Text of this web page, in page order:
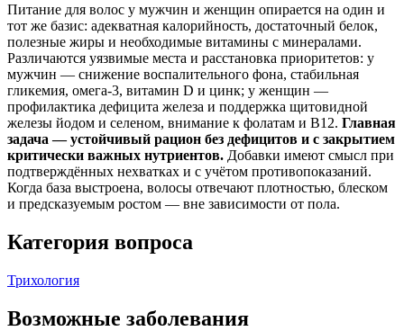
Питание для волос у мужчин и женщин опирается на один и
тот же базис: адекватная калорийность, достаточный белок,
полезные жиры и необходимые витамины с минералами.
Различаются уязвимые места и расстановка приоритетов: у
мужчин — снижение воспалительного фона, стабильная
гликемия, омега‑3, витамин D и цинк; у женщин —
профилактика дефицита железа и поддержка щитовидной
железы йодом и селеном, внимание к фолатам и B12. Главная
задача — устойчивый рацион без дефицитов и с закрытием
критически важных нутриентов. Добавки имеют смысл при
подтверждённых нехватках и с учётом противопоказаний.
Когда база выстроена, волосы отвечают плотностью, блеском
и предсказуемым ростом — вне зависимости от пола.
Категория вопроса
Трихология
Возможные заболевания